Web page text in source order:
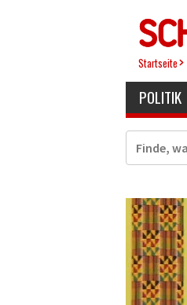
Startseite
POLITIK
Suche